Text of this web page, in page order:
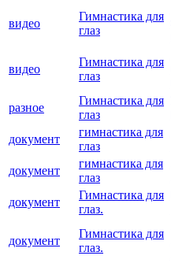
видео
Гимнастика для
глаз
видео
Гимнастика для
глаз
разное
Гимнастика для
глаз
документ
гимнастика для
глаз
документ
гимнастика для
глаз
документ
Гимнастика для
глаз.
документ
Гимнастика для
глаз.